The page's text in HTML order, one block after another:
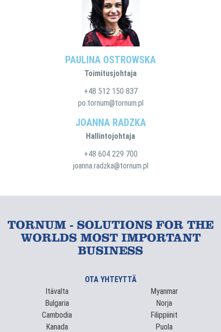
PAULINA OSTROWSKA
Toimitusjohtaja
+48 512 150 837
po.tornum@tornum.pl
JOANNA RADZKA
Hallintojohtaja
+48 604 229 700
joanna.radzka@tornum.pl
TORNUM - SOLUTIONS FOR THE
WORLDS MOST IMPORTANT
BUSINESS
OTA YHTEYTTÄ
Itävalta
Bulgaria
Cambodia
Kanada
Myanmar
Norja
Filippiinit
Puola